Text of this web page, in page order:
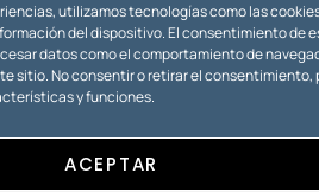
utilizamos tecnologías como las
del dispositivo. El consentimiento de
datos como el comportamiento de
sitio. No consentir o retirar el consentimiento,
y funciones.
ACEPTAR
Industrial